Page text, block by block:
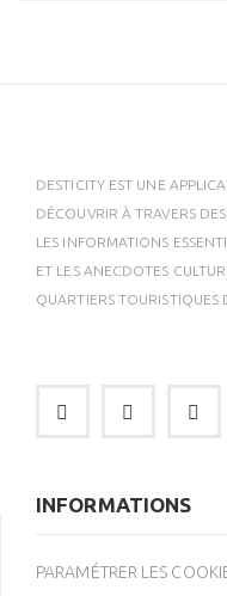
DESTICITY EST UNE
DÉCOUVRIR À TRAVERS
LES INFORMATIONS
ET LES ANECDOTES
QUARTIERS TOURISTIQUES
INFORMATIONS
PARAMÉTRER LES